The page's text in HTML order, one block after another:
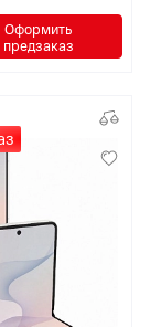
Оформить
предзаказ